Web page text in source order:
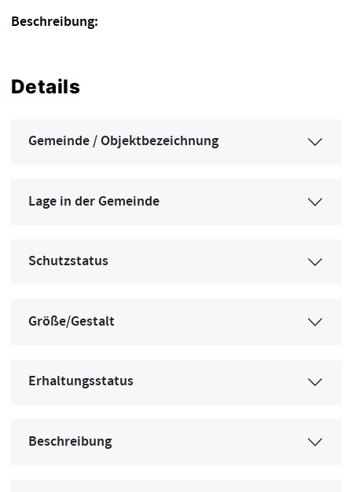
Beschreibung:
Details
Gemeinde / Objektbezeichnung
Lage in der Gemeinde
Schutzstatus
Größe/Gestalt
Erhaltungsstatus
Beschreibung